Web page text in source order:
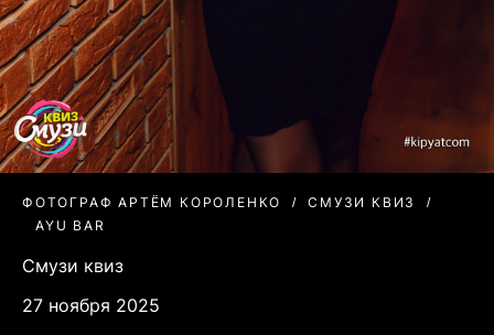
ФОТОГРАФ АРТЁМ КОРОЛЕНКО
СМУЗИ КВИЗ
AYU BAR
Смузи квиз
27 ноября 2025